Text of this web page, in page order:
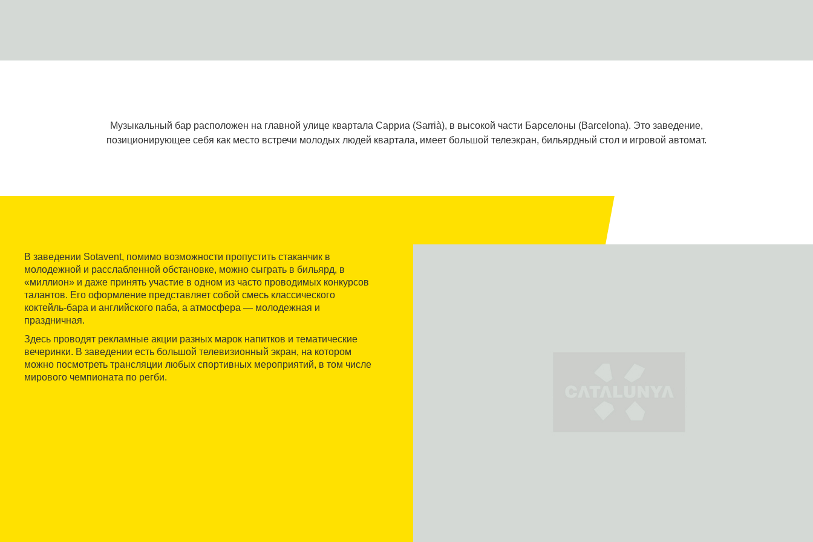
Музыкальный бар расположен на главной улице квартала Сарриа (Sarrià), в высокой части Барселоны (Barcelona). Это заведение,
позиционирующее себя как место встречи молодых людей квартала, имеет большой телеэкран, бильярдный стол и игровой автомат.
В заведении Sotavent, помимо возможности пропустить стаканчик в
молодежной и расслабленной обстановке, можно сыграть в бильярд, в
«миллион» и даже принять участие в одном из часто проводимых конкурсов
талантов. Его оформление представляет собой смесь классического
коктейль-бара и английского паба, а атмосфера — молодежная и
праздничная.
Здесь проводят рекламные акции разных марок напитков и тематические
вечеринки. В заведении есть большой телевизионный экран, на котором
можно посмотреть трансляции любых спортивных мероприятий, в том числе
мирового чемпионата по регби.